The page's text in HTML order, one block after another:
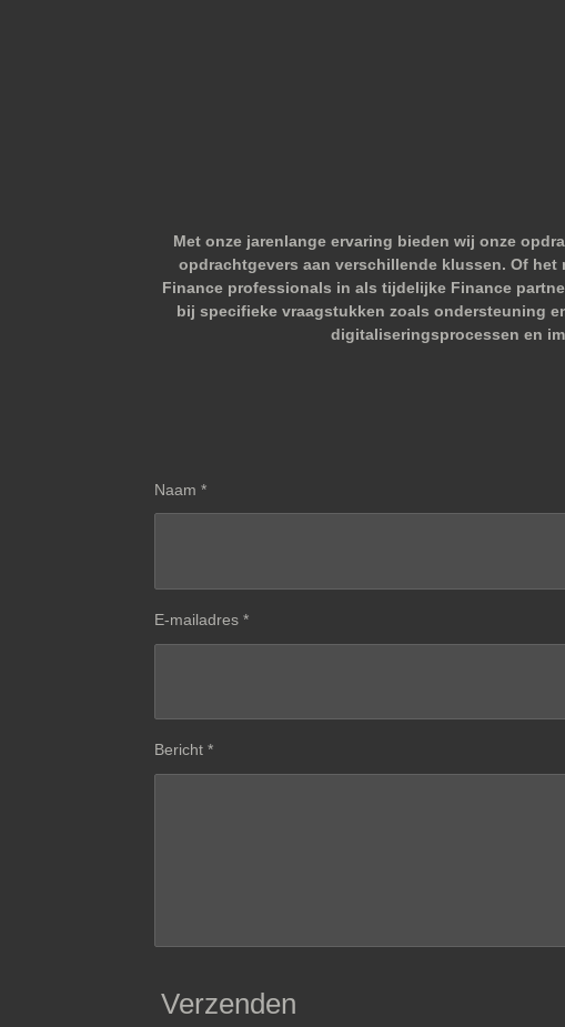
Met onze jarenlange ervaring bieden wij onze
opdrachtgevers aan verschillende klussen. Of
Finance professionals in als tijdelijke Finance
bij specifieke vraagstukken zoals ondersteuning
digitaliseringsprocessen en
Naam *
E-mailadres *
Bericht *
Verzenden